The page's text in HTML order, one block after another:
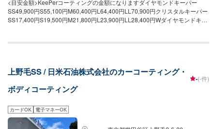
<目安金額>KeePerコーティングの金額になりますダイヤモンドキーパー
SS49,900円S55,100円M60,400円L64,400円LL70,900円クリスタルキーパー
SS17,400円S19,500円M21,800円L23,900円LL28,400円Wダイヤモンドキー
LL157,800円ダイヤモンドキーパーメンテナンスASS7,800円S8,200円
車料金込み)SS5,990円S6,410円M7,040円L7,560円LL8,820円ホワイトキー
パーSS7,040円S7,460円M8,400円L9,240円LL10,400円フッ素ガラスコーテ
ィングフロントSS~M3,450円L・LL3,670円全面SS~M7,650円L・LL8,380円
LL4,500円ホイールコーティング表4本~15インチ9,880円16~19インチ
11,200円20インチ~13,200円Wホイールコーティング表4本~15インチ14,800
円16~19インチ16,800円20インチ~19,900円
上野毛SS / 日米石油株式会社のカーコーティング・
ボディコーティング
-(-件)
カードOK 電子マネーOK